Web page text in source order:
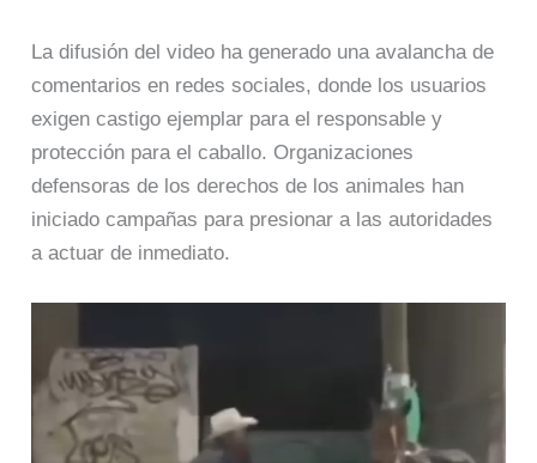
La difusión del video ha generado una avalancha de
comentarios en redes sociales, donde los usuarios
exigen castigo ejemplar para el responsable y
protección para el caballo. Organizaciones
defensoras de los derechos de los animales han
iniciado campañas para presionar a las autoridades
a actuar de inmediato.​